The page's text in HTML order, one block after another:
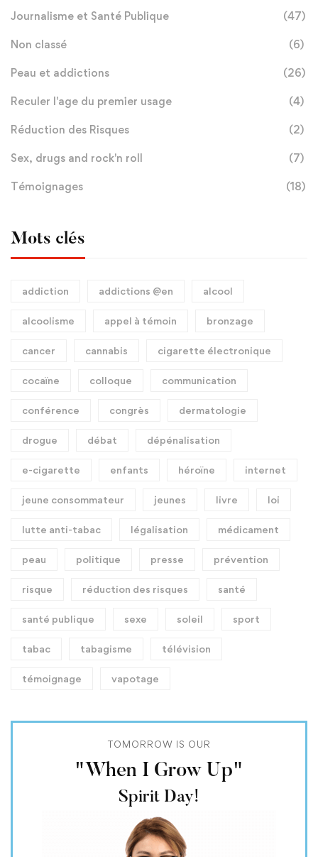
Journalisme et Santé Publique (47)
Non classé (6)
Peau et addictions (26)
Reculer l'age du premier usage (4)
Réduction des Risques (2)
Sex, drugs and rock'n roll (7)
Témoignages (18)
Mots clés
addiction addictions @en alcool
alcoolisme appel à témoin bronzage
cancer cannabis cigarette électronique
cocaïne colloque communication
conférence congrès dermatologie
drogue débat dépénalisation
e-cigarette enfants héroïne internet
jeune consommateur jeunes livre loi
lutte anti-tabac légalisation médicament
peau politique presse prévention
risque réduction des risques santé
santé publique sexe soleil sport
tabac tabagisme télévision
témoignage vapotage
TOMORROW IS OUR
"When I Grow Up"
Spirit Day!